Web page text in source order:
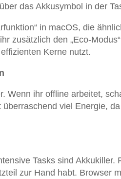
das Akkusymbol in der
in macOS, die
zusätzlich den „Eco-
Kerne nutzt.
Wenn ihr offline arbeitet,
viel Energie,
Tasks sind Akkukiller.
zur Hand habt. Browser